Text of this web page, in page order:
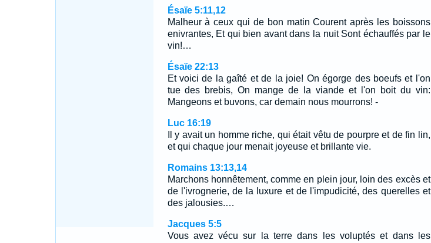
Ésaïe 5:11,12
Malheur à ceux qui de bon matin Courent après les boissons
enivrantes, Et qui bien avant dans la nuit Sont échauffés par le
vin!…
Ésaïe 22:13
Et voici de la gaîté et de la joie! On égorge des boeufs et l'on
tue des brebis, On mange de la viande et l'on boit du vin:
Mangeons et buvons, car demain nous mourrons! -
Luc 16:19
Il y avait un homme riche, qui était vêtu de pourpre et de fin lin,
et qui chaque jour menait joyeuse et brillante vie.
Romains 13:13,14
Marchons honnêtement, comme en plein jour, loin des excès et
de l'ivrognerie, de la luxure et de l'impudicité, des querelles et
des jalousies.…
Jacques 5:5
Vous avez vécu sur la terre dans les voluptés et dans les